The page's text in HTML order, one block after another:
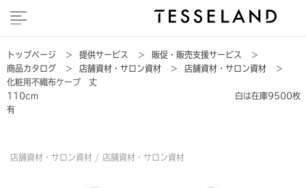
トップページ > 提供サービス > 販促・販売支援サービス
>
商品カタログ
> 店舗資材・サロン資材 > 店舗資材・サロン資材
>
化粧用不織布ケープ 丈
110cm 白は在庫9500枚
有
店舗資材・サロン資材 / 店舗資材・サロン資材